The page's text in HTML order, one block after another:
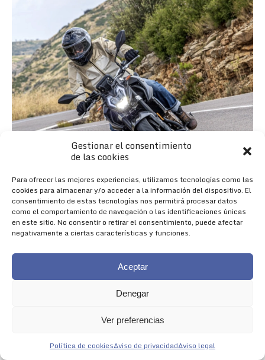
Gestionar el consentimiento
de las cookies
Para ofrecer las mejores experiencias, utilizamos tecnologías como las
cookies para almacenar y/o acceder a la información del dispositivo. El
consentimiento de estas tecnologías nos permitirá procesar datos
como el comportamiento de navegación o las identificaciones únicas
en este sitio. No consentir o retirar el consentimiento, puede afectar
negativamente a ciertas características y funciones.
Aceptar
Denegar
Ver preferencias
Política de cookiesAviso de privacidadAviso legal
NACIDA PARA IMPRESIONAR